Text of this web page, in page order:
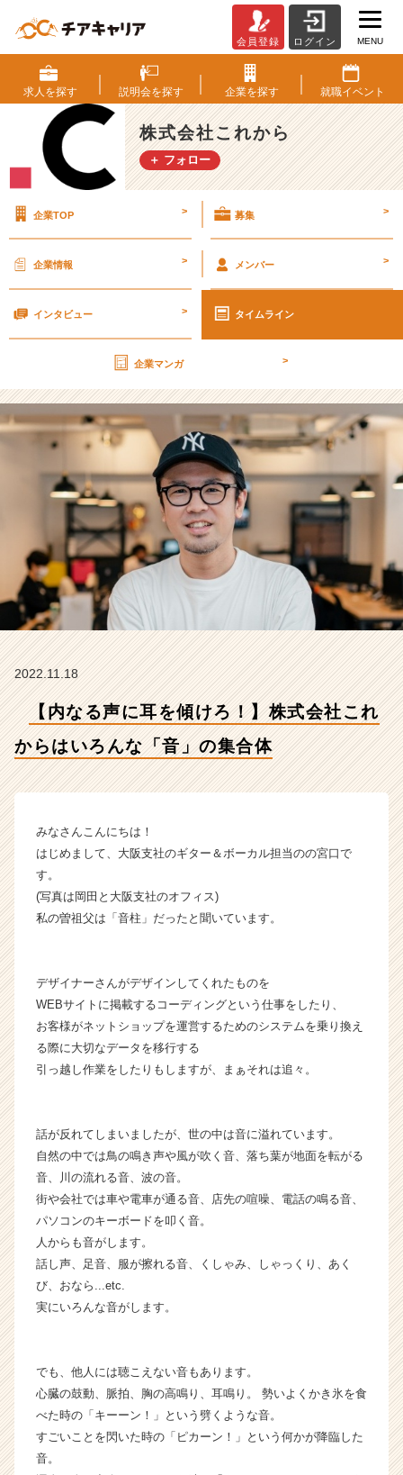
な
る
声
に
耳
を
株
社
ら
は
い
ろ
ん
な
「音」
の
集
合
体
会
社
ら
の
タ
|
ン
チ
成
企
業
か
ら
ウ
が
届
く
就
サ
チ
ャ
リ
ア
（C
会員登録 ログイン MENU
求人を探す 説明会を探す 企業を探す 就職イベント
株式会社これから
＋ フォロー
企業TOP > 募集 >
企業情報 > メンバー >
インタビュー > タイムライン
企業マンガ >
2022.11.18
【内なる声に耳を傾けろ！】株式会社これ
からはいろんな「音」の集合体
みなさんこんにちは！
はじめまして、大阪支社のギター＆ボーカル担当のの宮口で
す。
(写真は岡田と大阪支社のオフィス)
私の曽祖父は「音柱」だったと聞いています。
デザイナーさんがデザインしてくれたものを
WEBサイトに掲載するコーディングという仕事をしたり、
お客様がネットショップを運営するためのシステムを乗り換え
る際に大切なデータを移行する
引っ越し作業をしたりもしますが、まぁそれは追々。
話が反れてしまいましたが、世の中は音に溢れています。
自然の中では鳥の鳴き声や風が吹く音、落ち葉が地面を転がる
音、川の流れる音、波の音。
街や会社では車や電車が通る音、店先の喧噪、電話の鳴る音、
パソコンのキーボードを叩く音。
人からも音がします。
話し声、足音、服が擦れる音、くしゃみ、しゃっくり、あく
び、おなら...etc.
実にいろんな音がします。
でも、他人には聴こえない音もあります。
心臓の鼓動、脈拍、胸の高鳴り、耳鳴り。 勢いよくかき氷を食
べた時の「キーーン！」という劈くような音。
すごいことを閃いた時の「ピカーン！」という何かが降臨した
音。